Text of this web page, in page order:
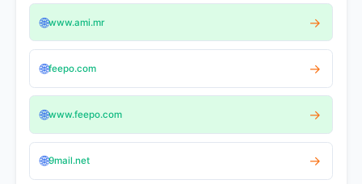
🌐www.ami.mr →
🌐feepo.com →
🌐www.feepo.com →
🌐9mail.net →